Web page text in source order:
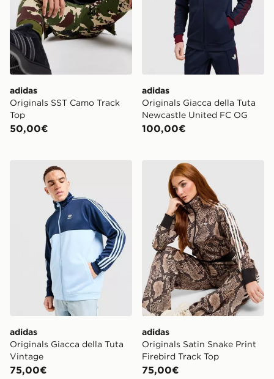
adidas
Originals SST Camo Track
Top
50,00€
adidas
Originals Giacca della Tuta
Newcastle United FC OG
100,00€
adidas Originals Giacca della Tuta Vintage
adidas
Originals Giacca della Tuta
Vintage
75,00€
adidas Originals Satin
adidas
Originals Satin Snake Print
Firebird Track Top
75,00€